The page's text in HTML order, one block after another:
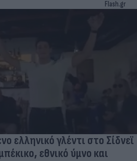
Flash.gr
ελληνικό γλέντι στο Σίδνεϊ
εθνικό ύμνο και